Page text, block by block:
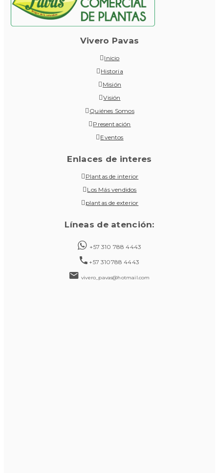
Vivero Pavas
Inicio
Historia
Misión
Visión
Quiénes Somos
Presentación
Eventos
Enlaces de interes
Plantas de interior
Los Más vendidos
plantas de exterior
Líneas de atención:
+57 310 788 4443
+57 310788 4443
vivero_pavas@hotmail.com